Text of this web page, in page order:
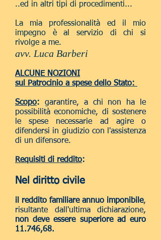
..ed in altri tipi di procedimenti...
La mia professionalità ed il mio
impegno è al servizio di chi si
rivolge a me.
avv. Luca Barberi
ALCUNE NOZIONI
sul Patrocinio a spese dello Stato:
Scopo: garantire, a chi non ha le
possibilità economiche, di sostenere
le spese necessarie ad agire o
difendersi in giudizio con l'assistenza
di un difensore.
Requisiti di reddito:
Nel diritto civile
il reddito familiare annuo imponibile,
risultante dall'ultima dichiarazione,
non deve essere superiore ad euro
11.746,68.